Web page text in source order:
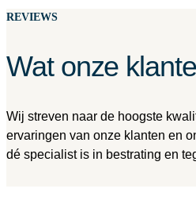
REVIEWS
Wat onze
Wij streven naar de hoogste
ervaringen van onze klanten en
dé specialist is in bestrating en